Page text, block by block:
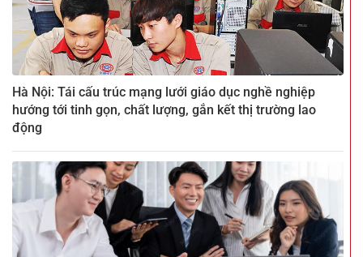
Hà Nội: Tái cấu trúc mạng lưới giáo dục nghề nghiệp
hướng tới tinh gọn, chất lượng, gắn kết thị trường lao
động